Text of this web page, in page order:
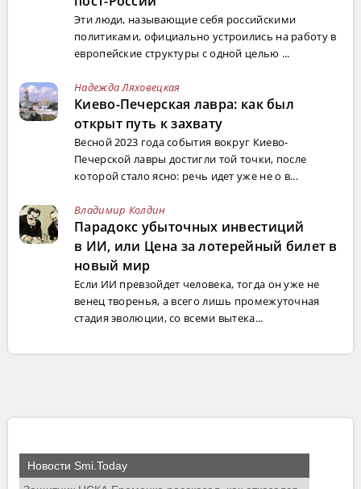
Эти люди, называющие себя российскими
политиками, официально устроились на работу в
европейские структуры с одной целью ...
Надежда Ляховецкая
Киево-Печерская лавра: как был
открыт путь к захвату
Весной 2023 года события вокруг Киево-
Печерской лавры достигли той точки, после
которой стало ясно: речь идет уже не о в...
Владимир Колдин
Парадокс убыточных инвестиций
в ИИ, или Цена за лотерейный билет в
новый мир
Если ИИ превзойдет человека, тогда он уже не
венец творенья, а всего лишь промежуточная
стадия эволюции, со всеми вытека...